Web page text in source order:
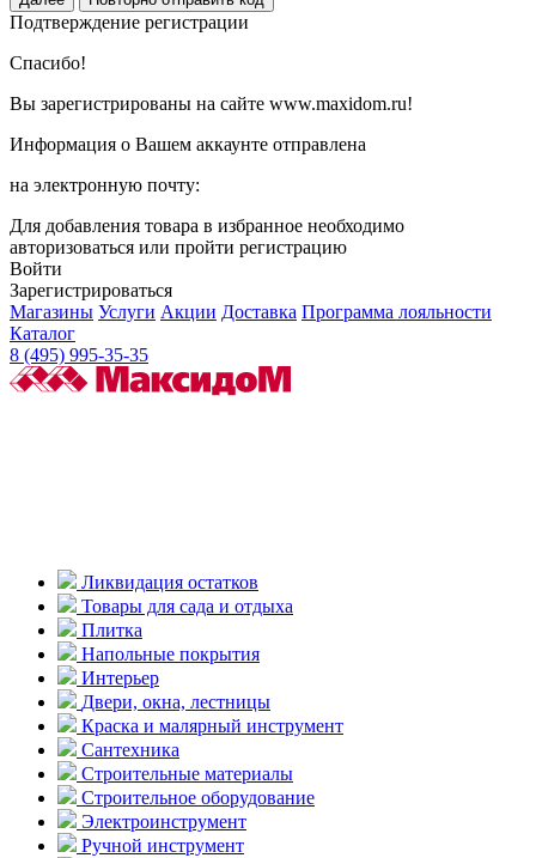
Подтверждение регистрации
Спасибо!
Вы зарегистрированы на сайте www.maxidom.ru!
Информация о Вашем аккаунте отправлена
на электронную почту:
Для добавления товара в избранное необходимо
авторизоваться или пройти регистрацию
Войти
Зарегистрироваться
Магазины Услуги Акции Доставка Программа лояльности
Каталог
8 (495) 995-35-35
Ликвидация остатков
Товары для сада и отдыха
Плитка
Напольные покрытия
Интерьер
Двери, окна, лестницы
Краска и малярный инструмент
Сантехника
Строительные материалы
Строительное оборудование
Электроинструмент
Ручной инструмент